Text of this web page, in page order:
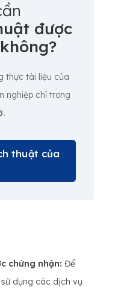
được
thực tài liệu của
nghiệp chỉ trong
thuật của
chứng nhận: Để
dụng các dịch vụ